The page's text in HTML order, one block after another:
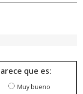
que es:
Muy bueno